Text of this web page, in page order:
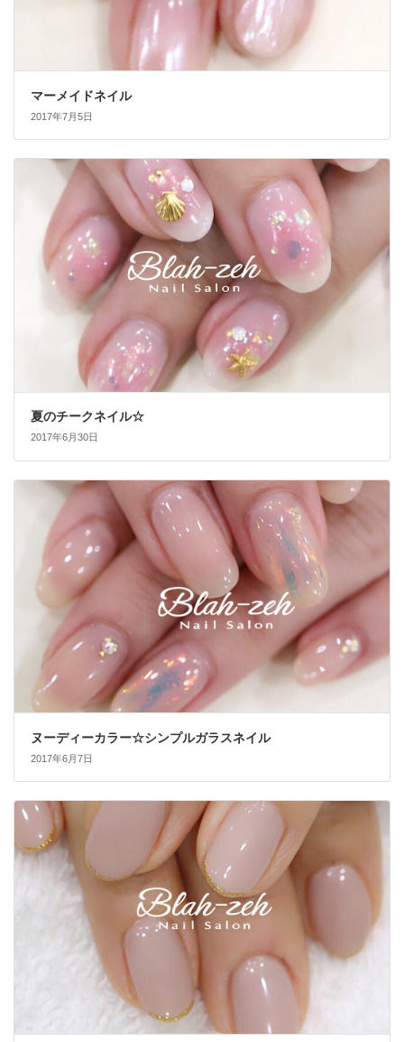
マーメイドネイル
2017年7月5日
夏のチークネイル☆
2017年6月30日
ヌーディーカラー☆シンプルガラスネイル
2017年6月7日